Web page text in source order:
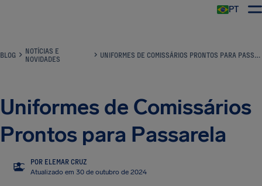
PT
BLOG
NOTÍCIAS E
NOVIDADES
UNIFORMES DE COMISSÁRIOS PRONTOS PARA PASSARELA
Uniformes de Comissários
Prontos para Passarela
EC
POR ELEMAR CRUZ
Atualizado em 30 de outubro de 2024